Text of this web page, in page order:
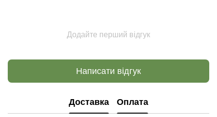
Додайте перший відгук
Написати відгук
Доставка Оплата